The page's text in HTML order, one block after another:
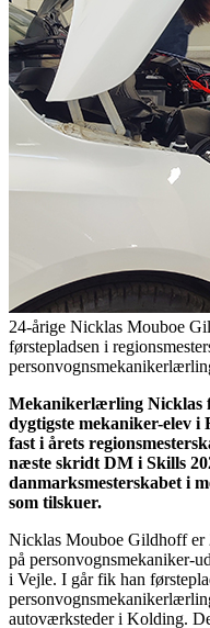
24-årige Nicklas Mouboe
førstepladsen i
Mekanikerlærling Nicklas
dygtigste mekaniker-elev i
fast i årets
næste skridt DM i Skills
danmarksmesterskabet i
som tilskuer.
Nicklas Mouboe Gildhoff er
på personvognsmekaniker-
i Vejle. I går fik han
autoværksteder i Kolding.